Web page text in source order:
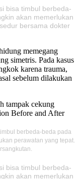
bisa timbul berbeda-
akan memerlukan
bersama dokter
memegang
simetris. Pada kasus
karena trauma,
sebelum dilakukan
tampak cekung
berbeda-beda pada
perawatan yang tepat.
bisa timbul berbeda-
akan memerlukan